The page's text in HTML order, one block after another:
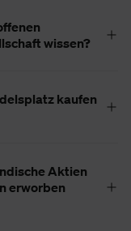
wissen?
kaufen
Aktien
erworben